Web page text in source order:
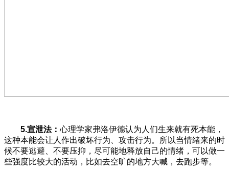
5.宣泄法： 心理学家弗洛伊德认为人们生来就有死本能，
这种本能会让人作出破坏行为、攻击行为。所以当情绪来的时
候不要逃避、不要压抑，尽可能地释放自己的情绪，可以做一
些强度比较大的活动，比如去空旷的地方大喊，去跑步等。